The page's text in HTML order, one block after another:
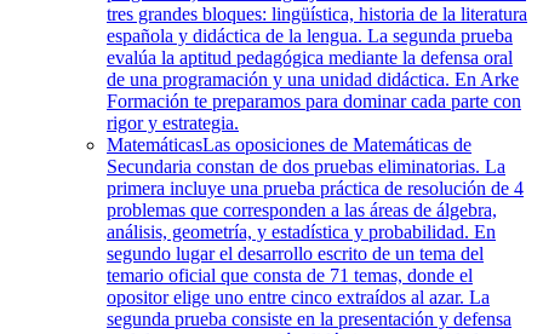
tres grandes bloques: lingüística, historia de la literatura
española y didáctica de la lengua. La segunda prueba
evalúa la aptitud pedagógica mediante la defensa oral
de una programación y una unidad didáctica. En Arke
Formación te preparamos para dominar cada parte con
rigor y estrategia.
MatemáticasLas oposiciones de Matemáticas de
Secundaria constan de dos pruebas eliminatorias. La
primera incluye una prueba práctica de resolución de 4
problemas que corresponden a las áreas de álgebra,
análisis, geometría, y estadística y probabilidad. En
segundo lugar el desarrollo escrito de un tema del
temario oficial que consta de 71 temas, donde el
opositor elige uno entre cinco extraídos al azar. La
segunda prueba consiste en la presentación y defensa